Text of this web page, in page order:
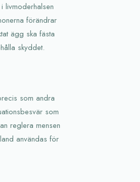
livmoderhalsen
förändrar
ägg ska fästa
skyddet.
som andra
som
reglera mensen
användas för